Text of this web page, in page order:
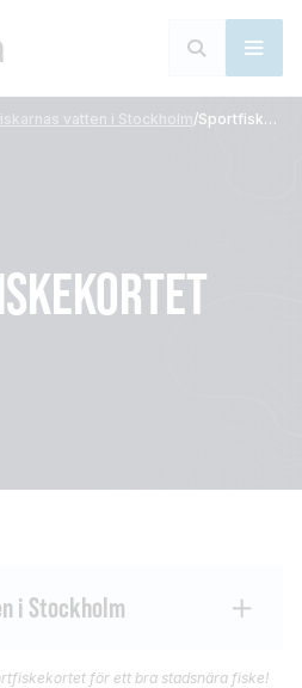
vatten i Stockholm/ Sportfiskekortet
i Stockholm
för ett bra stadsnära fiske!